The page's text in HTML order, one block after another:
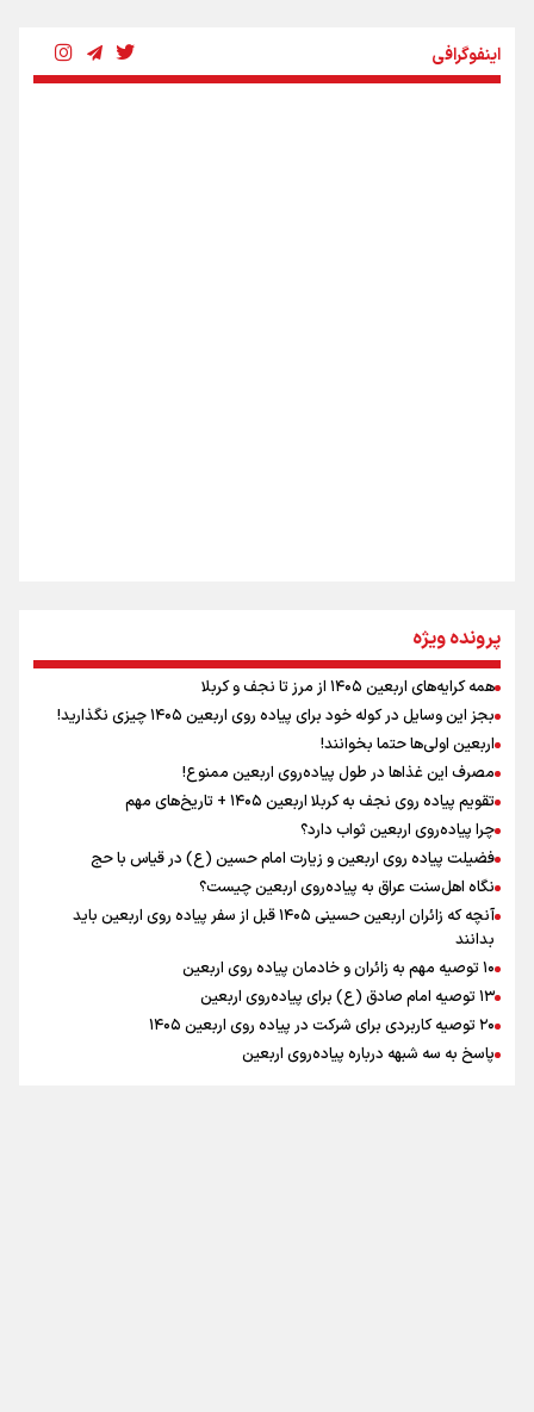
نگاه تمدنی رهبر شهید به فضای مجازی
رابطه کارگر و کارفرما در اندیشه رهبر شهید: از تضاد به
زوجیت
اینفوگرافی
اینفو برنا / توصیه‌هایی طلایی برای پیاده روی اربعین
اینفو برنا / جدول کامل فاصله مرز شلمچه تا شهرهای زیارتی
عراق
پرونده ویژه
همه کرایه‌های اربعین ۱۴۰۵ از مرز تا نجف و کربلا
بجز این وسایل در کوله خود برای پیاده روی اربعین ۱۴۰۵ چیزی نگذارید!
اربعین اولی‌ها حتما بخوانند!
مصرف این غذاها در طول پیاده‌روی اربعین ممنوع!
تقویم پیاده روی نجف به کربلا اربعین ۱۴۰۵ + تاریخ‌های مهم
چرا پیاده‌روی اربعین ثواب دارد؟
فضیلت پیاده روی اربعین و زیارت امام حسین (ع) در قیاس با حج
نگاه اهل‌سنت عراق به پیاده‌روی اربعین چیست؟
آنچه که زائران اربعین حسینی ۱۴۰۵ قبل از سفر پیاده روی اربعین باید
بدانند
۱۰ توصیه مهم به زائران و خادمان پیاده روی اربعین
۱۳ توصیه امام صادق (ع) برای پیاده‌روی اربعین
۲۰ توصیه کاربردی برای شرکت در پیاده روی اربعین ۱۴۰۵
پاسخ به سه‌ شبهه درباره پیاده‌روی اربعین